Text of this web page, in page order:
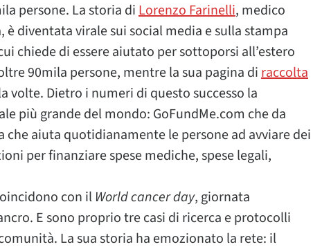
persone. La storia diLorenzo Farinelli, medico
diventata virale sui social media e sulla stampa
chiede di essere aiutato per sottoporsi all’estero
90mila persone, mentre la sua pagina diraccolta
volte. Dietro i numeri di questo successo la
più grande del mondo: GoFundMe.com che da
che aiuta quotidianamente le persone ad avviare dei
per finanziare spese mediche, spese legali,
con il World cancer day, giornata
E sono proprio tre casi di ricerca e protocolli
La sua storia ha emozionato la rete: il